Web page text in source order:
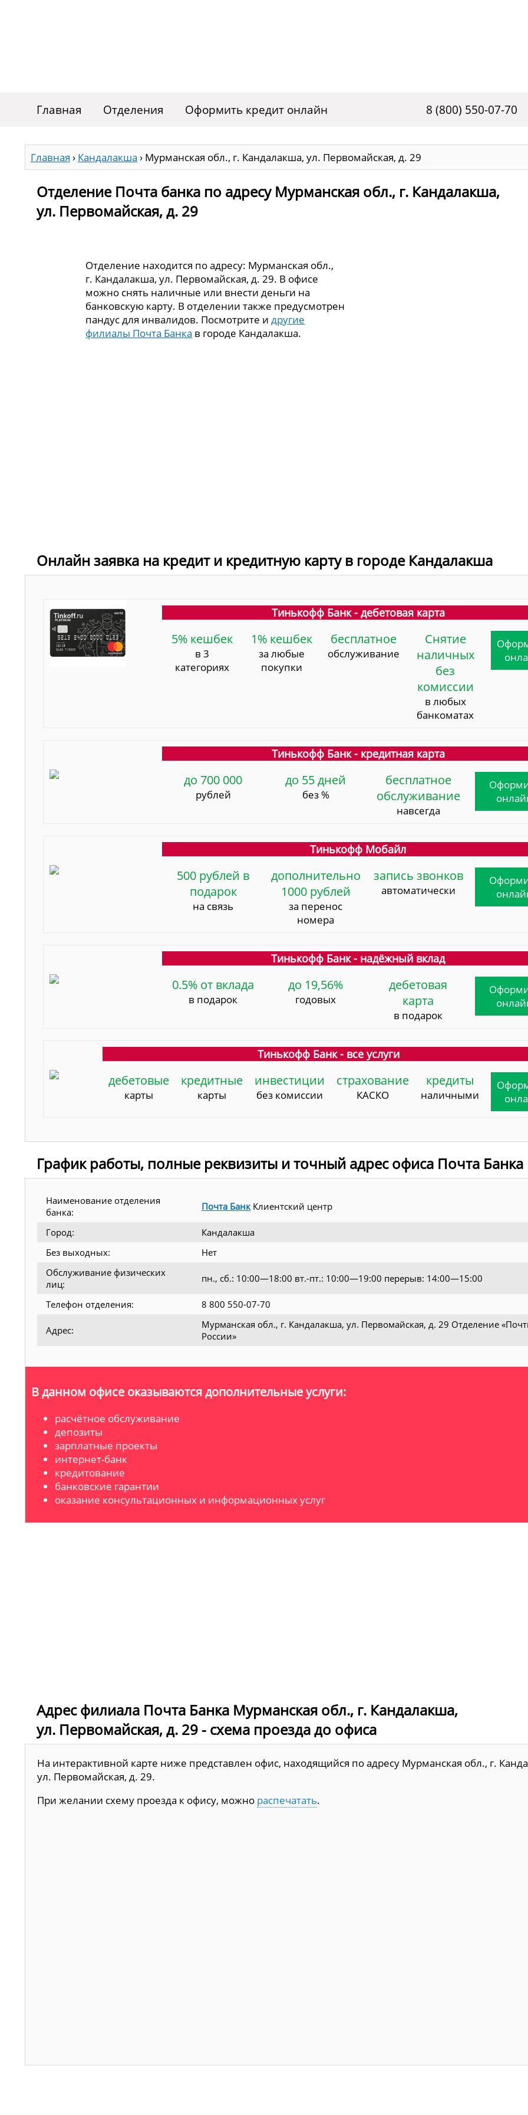
Главная Отделения Оформить кредит онлайн 8 (800) 550-07-70
Главная › Кандалакша › Мурманская обл., г. Кандалакша, ул. Первомайская, д. 29
Отделение Почта банка по адресу Мурманская обл., г. Кандалакша,
ул. Первомайская, д. 29
Отделение находится по адресу: Мурманская обл.,
г. Кандалакша, ул. Первомайская, д. 29. В офисе
можно снять наличные или внести деньги на
банковскую карту. В отделении также предусмотрен
пандус для инвалидов. Посмотрите идругие
филиалы Почта Банка в городе Кандалакша.
Онлайн заявка на кредит и кредитную карту в городе Кандалакша
Тинькофф Банк - дебетовая карта
5% кешбек
в 3
категориях
1% кешбек
за любые
покупки
бесплатное
обслуживание
Снятие
наличных
без
комиссии
в любых
банкоматах
Тинькофф Банк - кредитная карта
до 700 000
рублей
до 55 дней
без %
бесплатное
обслуживание
навсегда
Тинькофф Мобайл
500 рублей в
подарок
на связь
дополнительно
1000 рублей
за перенос
номера
запись звонков
автоматически
Тинькофф Банк - надёжный вклад
0.5% от вклада
в подарок
до 19,56%
годовых
дебетовая
карта
в подарок
Тинькофф Банк - все услуги
дебетовые
карты
кредитные
карты
инвестиции
без комиссии
страхование
КАСКО
кредиты
наличными
График работы, полные реквизиты и точный адрес офиса Почта Банка
Наименование отделения
банка:
Почта Банк Клиентский центр
Город:
Кандалакша
Без выходных:
Нет
Обслуживание физических
лиц:
пн., сб.: 10:00—18:00 вт.-пт.: 10:00—19:00 перерыв: 14:00—15:00
Телефон отделения: 8 800 550-07-70
Адрес:
Мурманская обл., г. Кандалакша, ул. Первомайская, д. 29 Отделение
России»
В данном офисе оказываются дополнительные услуги:
расчётное обслуживание
депозиты
зарплатные проекты
интернет-банк
кредитование
банковские гарантии
оказание консультационных и информационных услуг
Адрес филиала Почта Банка Мурманская обл., г. Кандалакша,
ул. Первомайская, д. 29 - схема проезда до офиса
На интерактивной карте ниже представлен офис, находящийся по адресу Мурманская обл., г.
ул. Первомайская, д. 29.
При желании схему проезда к офису, можно распечатать.